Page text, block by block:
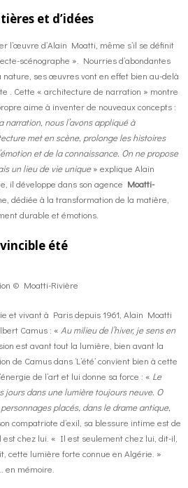
et d’idées
l’œuvre d’Alain Moatti, même s’il se définit
scénographe ». Nourries d’abondantes
nature, ses œuvres vont en effet bien au-delà
. Cette « architecture de narration » montre
aime à inventer de nouveaux concepts :
narration, nous l’avons appliqué à
met en scène, prolonge les histoires
et de la connaissance. On ne propose
un lieu de vie unique» explique Alain
il développe dans son agence Moatti-
dédiée à la transformation de la matière,
durable et émotions.
été
© Moatti-Rivière
et vivant à Paris depuis 1961, Alain Moatti
Camus : « Au milieu de l’hiver, je sens en
est avant tout la lumière, bien avant la
de Camus dans ‘L’été’ convient bien à cette
de l’art et lui donne sa force : « Le
jours dans une lumière toujours neuve. O
placés, dans le drame antique,
compatriote d’exil, sa blessure intime est de
est chez lui. « Il est seulement chez lui, dit-il,
cette lumière forte connue en Algérie. »
en mémoire.